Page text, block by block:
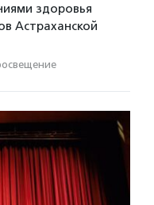
здоровья
Астраханской